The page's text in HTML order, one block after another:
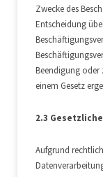
Zwecke des
Entscheidung
Beendigung oder
einem Gesetz
2.3 Gesetzliche
Aufgrund